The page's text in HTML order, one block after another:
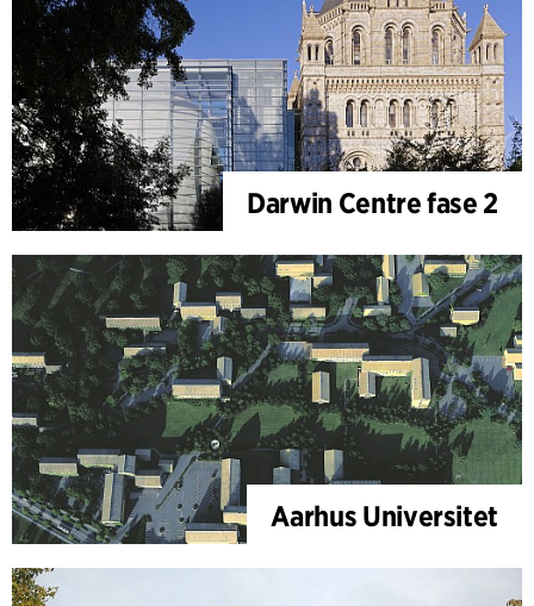
Darwin Centre fase 2
Aarhus Universitet